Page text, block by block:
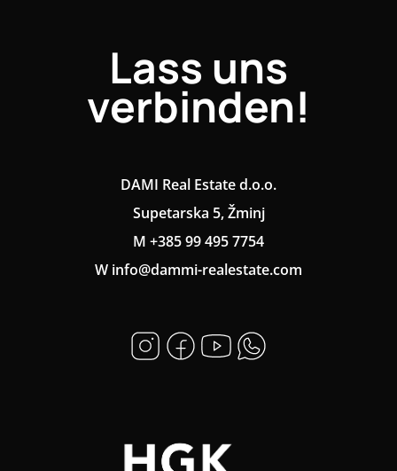
Lass uns
verbinden!
DAMI Real Estate d.o.o.
Supetarska 5, Žminj
M +385 99 495 7754
W info@dammi-realestate.com